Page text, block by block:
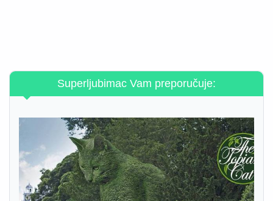
Superljubimac Vam preporučuje: